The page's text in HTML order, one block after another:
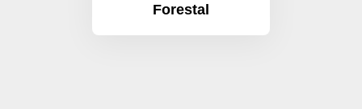
Forestal